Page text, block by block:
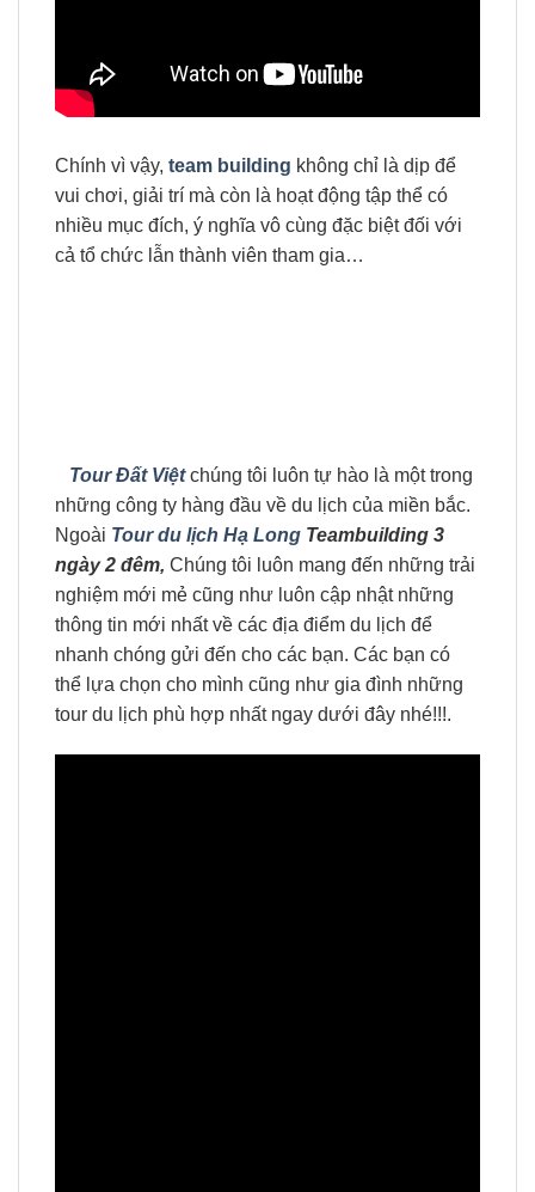
Chính vì vậy, team building không chỉ là dịp để
vui chơi, giải trí mà còn là hoạt động tập thể có
nhiều mục đích, ý nghĩa vô cùng đặc biệt đối với
cả tổ chức lẫn thành viên tham gia…
Tour Đất Việtchúng tôi luôn tự hào là một trong
những công ty hàng đầu về du lịch của miền bắc.
Ngoài Tour du lịch Hạ Long Teambuilding 3
ngày 2 đêm, Chúng tôi luôn mang đến những trải
nghiệm mới mẻ cũng như luôn cập nhật những
thông tin mới nhất về các địa điểm du lịch để
nhanh chóng gửi đến cho các bạn. Các bạn có
thể lựa chọn cho mình cũng như gia đình những
tour du lịch phù hợp nhất ngay dưới đây nhé!!!.